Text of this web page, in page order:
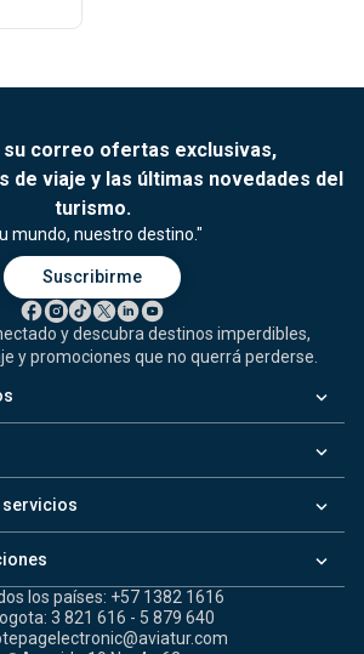
su correo ofertas exclusivas,
de viaje y las últimas novedades del
turismo.
mundo, nuestro destino."
Suscribirme
y descubra destinos imperdibles,
y promociones que no querrá perderse.
keyboard_arrow_down
keyboard_arrow_down
servicios keyboard_arrow_down
keyboard_arrow_down
los países: +57 1382 1616
3 821 616 - 5 879 640